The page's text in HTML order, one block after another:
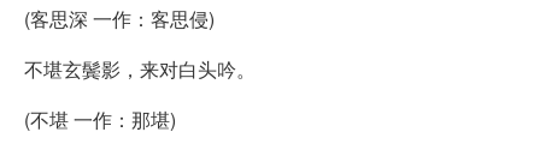
(客思深 一作：客思侵)
不堪玄鬓影，来对白头吟。
(不堪 一作：那堪)